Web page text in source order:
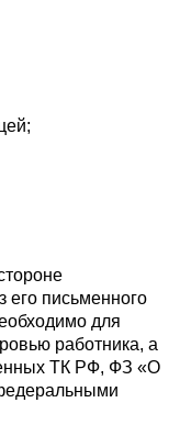
его письменного
для
работника, а
ТК РФ, ФЗ «О